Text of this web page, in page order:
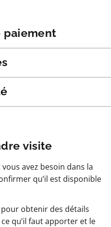
paiement
visite
avez besoin dans la
qu’il est disponible
obtenir des détails
qu’il faut apporter et le